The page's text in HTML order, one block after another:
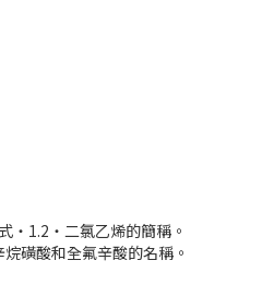
1.2・二氯乙烯的簡稱。
磺酸和全氟辛酸的名稱。